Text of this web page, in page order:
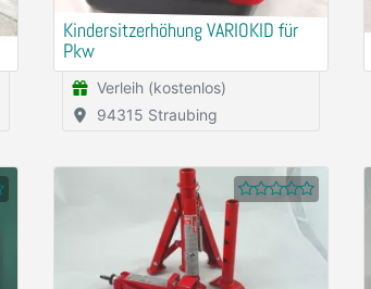
Kindersitzerhöhung VARIOKID für
Pkw
Verleih (kostenlos)
94315 Straubing